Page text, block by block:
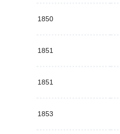
1850
1851
1851
1853